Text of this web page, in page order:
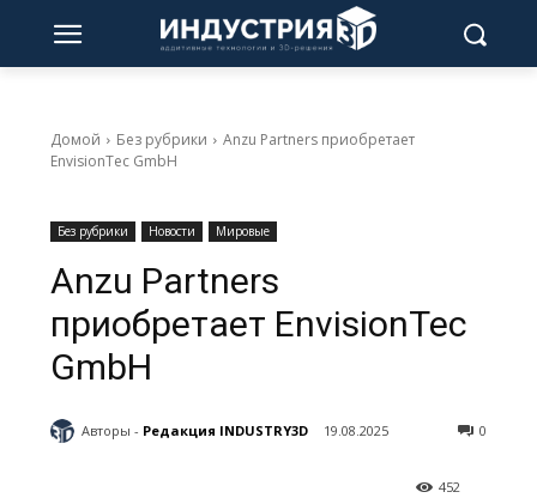
Домой Без рубрики
Anzu Partners приобретает
EnvisionTec GmbH
Без рубрики Новости Мировые
Anzu Partners
приобретает EnvisionTec
GmbH
Авторы - Редакция INDUSTRY3D 19.08.2025 0
452